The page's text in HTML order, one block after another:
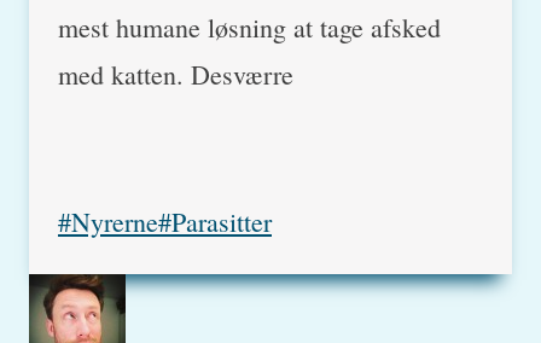
mest humane løsning at tage afsked
med katten. Desværre
Post
Tags:
#Nyrerne#Parasitter